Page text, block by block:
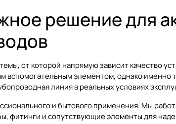
решение для
от которой напрямую зависит качество
вспомогательным элементом, однако
линия в реальных условиях
и бытового применения. Мы
фитинги и сопутствующие элементы для